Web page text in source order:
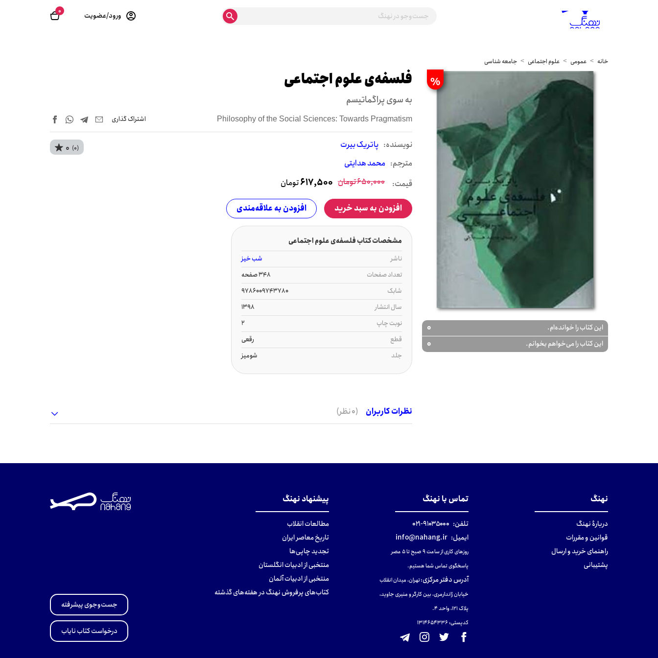
0 ورود/عضویت
خانه عمومی علوم اجتماعی جامعه شناسی
%
این کتاب را خوانده‌ام. 0
این کتاب را می‌خواهم بخوانم. 0
فلسفه‌ی علوم اجتماعی
به سوی پراگماتیسم
Philosophy of the Social Sciences: Towards Pragmatism اشتراک‌ گذاری
نويسنده: پاتریک بیرت
مترجم: محمد هدایتی
0 (0)
قیمت: 650,000تومان 617,500تومان
افزودن به سبد خرید افزودن به علاقه‌مندی
مشخصات کتاب فلسفه‌ی علوم اجتماعی
ناشر
شب خیز
تعداد صفحات
348 صفحه
شابک
9786009743780
سال انتشار
1398
نوبت چاپ
2
قطع
رقعی
جلد
شومیز
نظرات کاربران (0 نظر)
نهنگ
دربارهٔ نهنگ
قوانین و مقررات
راهنمای خرید و ارسال
پشتیبانی
تماس با نهنگ
تلفن: ۹۱۰۳۵۰۰۰-۰۲۱
ایمیل: info@nahang.ir
روزهای کاری از ساعت ۹ صبح تا ۵ عصر
پاسخگوی تماس شما هستیم.
آدرس دفتر مرکزی:تهران، میدان انقلاب
خیابان ژاندارمری، بین کارگر و منیری جاوید،
پلاک 121، واحد ۴.
کدپستی: 131465433۶
پیشنهاد نهنگ
مطالعات انقلاب
تاریخ معاصر ایران
تجدید چاپی‌ها
منتخبی از ادبیات انگلستان
منتخبی از ادبیات آلمان
کتاب‌های پرفروش نهنگ در هفته‌های گذشته
جست‌وجوی پیشرفته
درخواست کتاب نایاب